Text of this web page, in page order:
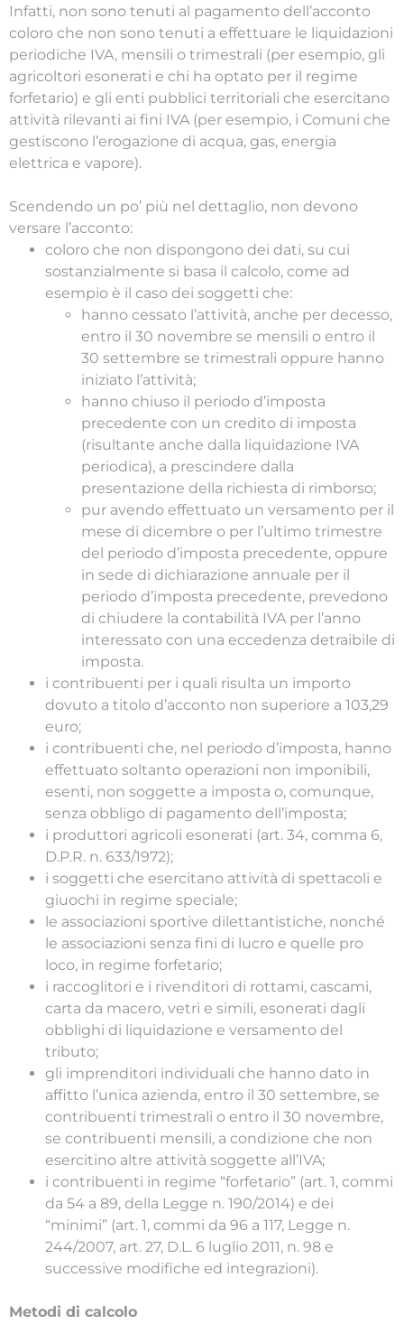
Infatti, non sono tenuti al pagamento dell’acconto
coloro che non sono tenuti a effettuare le liquidazioni
periodiche IVA, mensili o trimestrali (per esempio, gli
agricoltori esonerati e chi ha optato per il regime
forfetario) e gli enti pubblici territoriali che esercitano
attività rilevanti ai fini IVA (per esempio, i Comuni che
gestiscono l’erogazione di acqua, gas, energia
elettrica e vapore).
Scendendo un po’ più nel dettaglio, non devono
versare l’acconto:
coloro che non dispongono dei dati, su cui
sostanzialmente si basa il calcolo, come ad
esempio è il caso dei soggetti che:
hanno cessato l’attività, anche per decesso,
entro il 30 novembre se mensili o entro il
30 settembre se trimestrali oppure hanno
iniziato l’attività;
hanno chiuso il periodo d’imposta
precedente con un credito di imposta
(risultante anche dalla liquidazione IVA
periodica), a prescindere dalla
presentazione della richiesta di rimborso;
pur avendo effettuato un versamento per il
mese di dicembre o per l’ultimo trimestre
del periodo d’imposta precedente, oppure
in sede di dichiarazione annuale per il
periodo d’imposta precedente, prevedono
di chiudere la contabilità IVA per l’anno
interessato con una eccedenza detraibile di
imposta.
i contribuenti per i quali risulta un importo
dovuto a titolo d’acconto non superiore a 103,29
euro;
i contribuenti che, nel periodo d’imposta, hanno
effettuato soltanto operazioni non imponibili,
esenti, non soggette a imposta o, comunque,
senza obbligo di pagamento dell’imposta;
i produttori agricoli esonerati (art. 34, comma 6,
D.P.R. n. 633/1972);
i soggetti che esercitano attività di spettacoli e
giuochi in regime speciale;
le associazioni sportive dilettantistiche, nonché
le associazioni senza fini di lucro e quelle pro
loco, in regime forfetario;
i raccoglitori e i rivenditori di rottami, cascami,
carta da macero, vetri e simili, esonerati dagli
obblighi di liquidazione e versamento del
tributo;
gli imprenditori individuali che hanno dato in
affitto l’unica azienda, entro il 30 settembre, se
contribuenti trimestrali o entro il 30 novembre,
se contribuenti mensili, a condizione che non
esercitino altre attività soggette all’IVA;
i contribuenti in regime “forfetario” (art. 1, commi
da 54 a 89, della Legge n. 190/2014) e dei
“minimi” (art. 1, commi da 96 a 117, Legge n.
244/2007, art. 27, D.L. 6 luglio 2011, n. 98 e
successive modifiche ed integrazioni).
Metodi di calcolo